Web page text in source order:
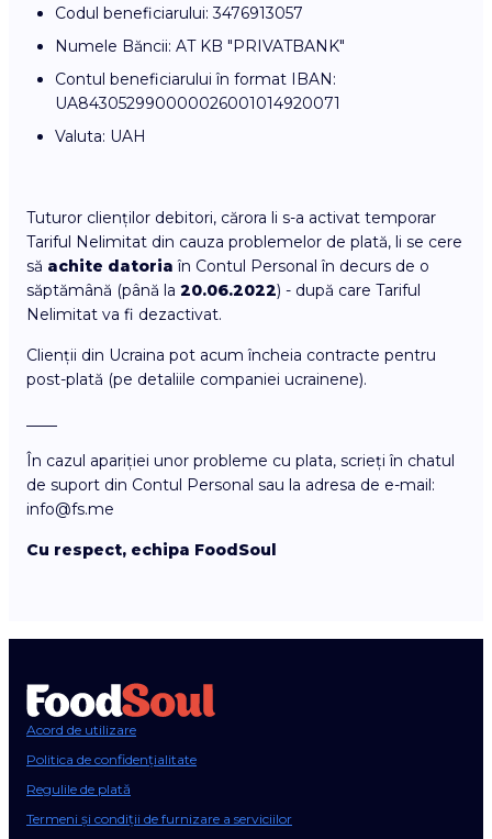
Codul beneficiarului: 3476913057
Numele Băncii: AT KB "PRIVATBANK"
Contul beneficiarului în format IBAN:
UA843052990000026001014920071
Valuta: UAH
Tuturor clienților debitori, cărora li s-a activat temporar
Tariful Nelimitat din cauza problemelor de plată, li se cere
să achite datoriaîn Contul Personal în decurs de o
săptămână (până la 20.06.2022) - după care Tariful
Nelimitat va fi dezactivat.
Clienții din Ucraina pot acum încheia contracte pentru
post-plată (pe detaliile companiei ucrainene).
În cazul apariției unor probleme cu plata, scrieți în chatul
de suport din Contul Personal sau la adresa de e-mail:
info@fs.me
Cu respect, echipa FoodSoul
Acord de utilizare
Politica de confidențialitate
Regulile de plată
Termeni și condiții de furnizare a serviciilor